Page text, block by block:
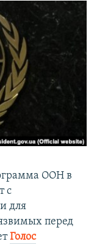
ООН в
с
для
перед
Голос